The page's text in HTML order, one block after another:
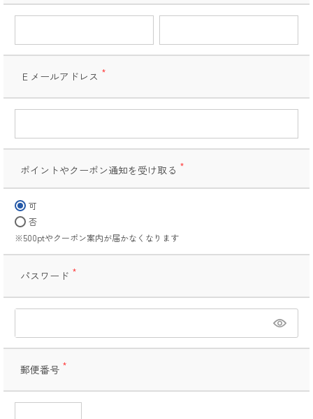
須)
Ｅメールアドレス
須)
ポイントやクーポン通知を受け取る
可
否
※500ptやクーポン案内が届かなくなります
パスワード
須)
郵便番号
須)